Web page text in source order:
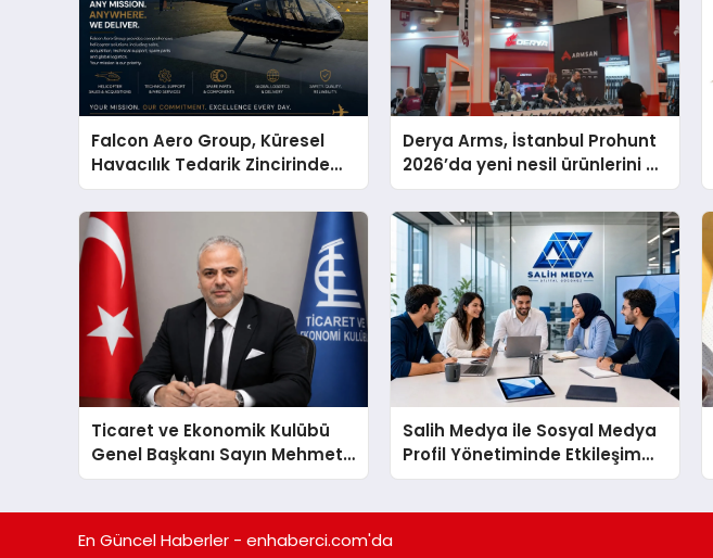
Falcon Aero Group, Küresel
Havacılık Tedarik Zincirinde
Türkiye’den Dünyaya Açılıyor
Derya Arms, İstanbul Prohunt
2026’da yeni nesil ürünlerini ve
global marka vizyonunu
sergiledi
Ticaret ve Ekonomik Kulübü
Genel Başkanı Sayın Mehmet
Ulutaş, ekonomiye dair yaptığı
Salih Medya ile Sosyal Medya
Profil Yönetiminde Etkileşim
Artırma Yöntemleri
En Güncel Haberler - enhaberci.com'da